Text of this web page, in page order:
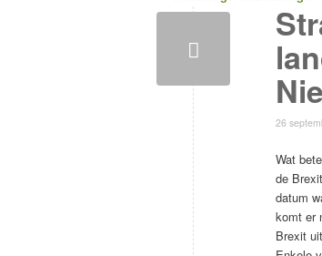
26
Wat
de
datum
komt er
Brexit